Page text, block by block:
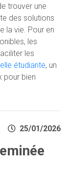
trouver une
des solutions
la vie. Pour en
les
les
étudiante, un
pour bien
25/01/2026